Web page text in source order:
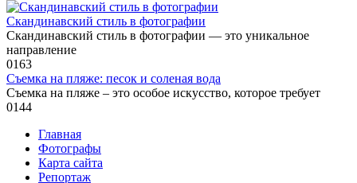
Скандинавский стиль в фотографии
Скандинавский стиль в фотографии — это уникальное
направление
0163
Съемка на пляже: песок и соленая вода
Съемка на пляже – это особое искусство, которое требует
0144
Главная
Фотографы
Карта сайта
Репортаж